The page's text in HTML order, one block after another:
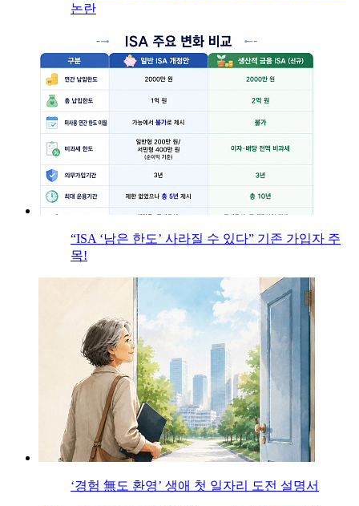
논란
“ISA ‘남은 한도’ 사라질 수 있다” 기존 가입자 주
목!
‘경험 無도 환영’ 생애 첫 일자리 도전 설명서